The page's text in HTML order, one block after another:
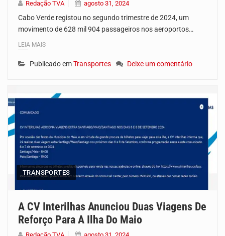
Redação TVA agosto 31, 2024
Cabo Verde registou no segundo trimestre de 2024, um
movimento de 628 mil 904 passageiros nos aeroportos…
LEIA MAIS
Publicado emTransportes Deixe um comentário
TRANSPORTES
A CV Interilhas Anunciou Duas Viagens De
Reforço Para A Ilha Do Maio